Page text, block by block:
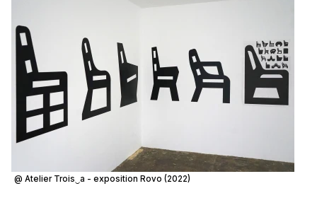
@ Atelier Trois‿a - exposition Rovo (2022)